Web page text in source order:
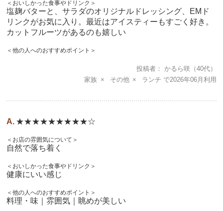
＜おいしかった食事やドリンク＞
塩麹バターと、サラダのオリジナルドレッシング、EMド
リンクがお気に入り。最近はアイスティーもすごく好き。
カットフルーツがあるのも嬉しい
＜他の人へのおすすめポイント＞
投稿者 かるら咲 （40代）
家族
その他 ランチ 2026年06月
★★★★★★★★★☆
＜お店の雰囲気について＞
自然で落ち着く
＜おいしかった食事やドリンク＞
健康にいい感じ
＜他の人へのおすすめポイント＞
料理・味｜雰囲気｜眺めが美しい